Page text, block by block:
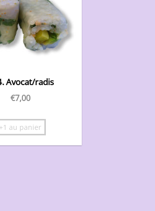
Avocat/radis
€7,00
+1 au panier